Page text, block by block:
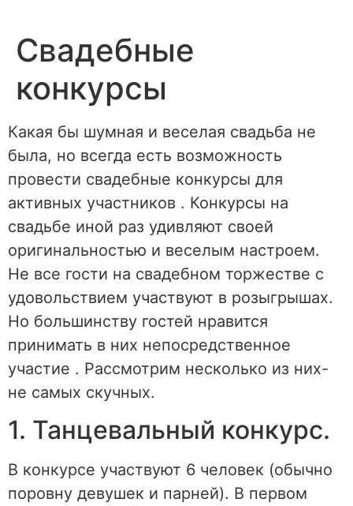
содержимому
Свадебные
конкурсы
Какая бы шумная и веселая свадьба не
была, но всегда есть возможность
провести свадебные конкурсы для
активных участников . Конкурсы на
свадьбе иной раз удивляют своей
оригинальностью и веселым настроем.
Не все гости на свадебном торжестве с
удовольствием участвуют в розыгрышах.
Но большинству гостей нравится
принимать в них непосредственное
участие . Рассмотрим несколько из них-
не самых скучных.
1. Танцевальный конкурс.
В конкурсе участвуют 6 человек (обычно
поровну девушек и парней). В первом